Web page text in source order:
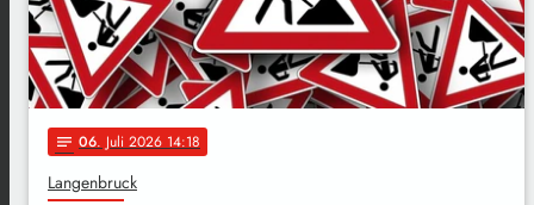
notes 06. Juli 2026 14:18
Langenbruck